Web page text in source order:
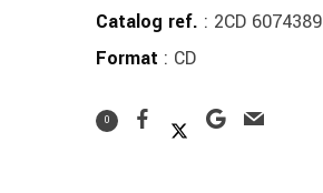
Catalog ref. : 2CD 6074389
Format : CD
0